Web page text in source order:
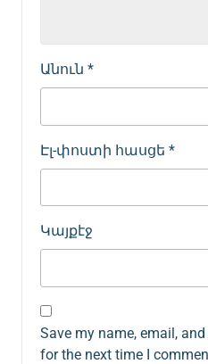
Անուն *
Էլ-փոստի հասցե *
Կայքէջ
Save my name, email,
for the next time I